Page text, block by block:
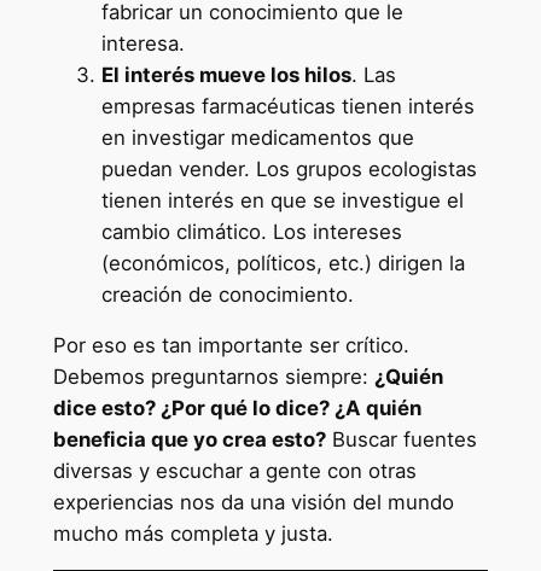
fabricar un conocimiento que le
interesa.
El interés mueve los hilos. Las
empresas farmacéuticas tienen interés
en investigar medicamentos que
puedan vender. Los grupos ecologistas
tienen interés en que se investigue el
cambio climático. Los intereses
(económicos, políticos, etc.) dirigen la
creación de conocimiento.
Por eso es tan importante ser crítico.
Debemos preguntarnos siempre: ¿Quién
dice esto? ¿Por qué lo dice? ¿A quién
beneficia que yo crea esto?Buscar fuentes
diversas y escuchar a gente con otras
experiencias nos da una visión del mundo
mucho más completa y justa.